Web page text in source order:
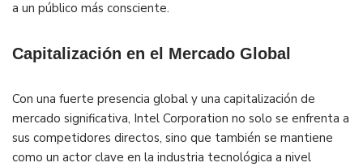
a un público más consciente.
Capitalización en el Mercado Global
Con una fuerte presencia global y una capitalización de
mercado significativa, Intel Corporation no solo se enfrenta a
sus competidores directos, sino que también se mantiene
como un actor clave en la industria tecnológica a nivel